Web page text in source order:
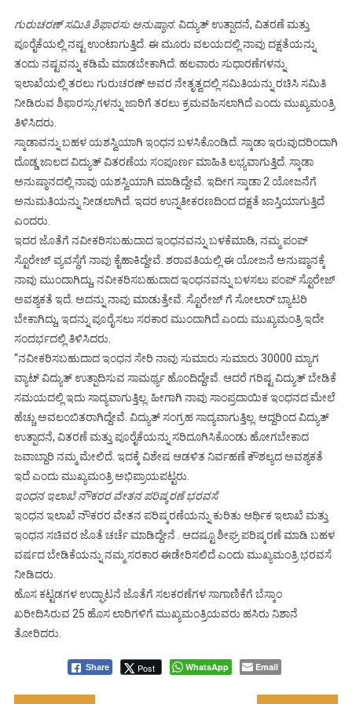
ಗುರುಚರಣ್‌ ಸಮಿತಿ ಶಿಫಾರಸು ಅನುಷ್ಠಾನ: ವಿದ್ಯುತ್‌ ಉತ್ಪಾದನೆ, ವಿತರಣೆ ಮತ್ತು
ಪೂರೈಕೆಯಲ್ಲಿ ನಷ್ಟ ಉಂಟಾಗುತ್ತಿದೆ. ಈ ಮೂರು ವಲಯದಲ್ಲಿ ನಾವು ದಕ್ಷತೆಯನ್ನು
ತಂದು ನಷ್ಟವನ್ನು ಕಡಿಮೆ ಮಾಡಬೇಕಾಗಿದೆ. ಹಲವಾರು ಸುಧಾರಣೆಗಳನ್ನು
ಇಲಾಖೆಯಲ್ಲಿ ತರಲು ಗುರುಚರಣ್‌ ಅವರ ನೇತೃತ್ವದಲ್ಲಿ ಸಮಿತಿಯನ್ನು ರಚಿಸಿ ಸಮಿತಿ
ನೀಡಿರುವ ಶಿಫಾರಸ್ಸುಗಳನ್ನು ಜಾರಿಗೆ ತರಲು ಕ್ರಮವಹಿಸಲಾಗಿದೆ ಎಂದು ಮುಖ್ಯಮಂತ್ರಿ
ತಿಳಿಸಿದರು.
ಸ್ಕಾಡಾವನ್ನು ಬಹಳ ಯಶಸ್ವಿಯಾಗಿ ಇಂಧನ ಬಳಸಿಕೊಂಡಿದೆ. ಸ್ಕಾಡಾ ಇರುವುದರಿಂದಾಗಿ
ದೊಡ್ಡ ಜಾಲದ ವಿದ್ಯುತ್‌ ವಿತರಣೆಯ ಸಂಪೂರ್ಣ ಮಾಹಿತಿ ಲಭ್ಯವಾಗುತ್ತಿದೆ. ಸ್ಕಾಡಾ
ಅನುಷ್ಠಾನದಲ್ಲಿ ನಾವು ಯಶಸ್ವಿಯಾಗಿ ಮಾಡಿದ್ದೇವೆ. ಇದೀಗ ಸ್ಕಾಡಾ 2 ಯೋಜನೆಗೆ
ಅನುಮತಿಯನ್ನು ನೀಡಲಾಗಿದೆ. ಇದರ ಉನ್ನತೀಕರಣದಿಂದ ದಕ್ಷತೆ ಜಾಸ್ತಿಯಾಗುತ್ತಿದೆ
ಎಂದರು.
ಇದರ ಜೊತೆಗೆ ನವೀಕರಿಸಬಹುದಾದ ಇಂಧನವನ್ನು ಬಳಕೆಮಾಡಿ, ನಮ್ಮ ಪಂಪ್‌
ಸ್ಟೊರೇಜ್‌ ವ್ಯವಸ್ಥೆಗೆ ನಾವು ಕೈಹಾಕಿದ್ದೇವೆ. ಶರಾವತಿಯಲ್ಲಿ ಈ ಯೋಜನೆ ಅನುಷ್ಠಾನಕ್ಕೆ
ನಾವು ಮುಂದಾಗಿದ್ದು, ನವೀಕರಿಸಬಹುದಾದ ಇಂಧನವನ್ನು ಬಳಸಲು ಪಂಪ್‌ ಸ್ಟೊರೇಜ್‌
ಅವಶ್ಯಕತೆ ಇದೆ. ಅದನ್ನು ನಾವು ಮಾಡುತ್ತೇವೆ. ಸ್ಟೊರೇಜ್‌ ಗೆ ಸೋಲಾರ್‌ ಬ್ಯಾಟರಿ
ಬೇಕಾಗಿದ್ದು, ಇದನ್ನು ಪೂರೈಸಲು ಸರಕಾರ ಮುಂದಾಗಿದೆ ಎಂದು ಮುಖ್ಯಮಂತ್ರಿ ಇದೇ
ಸಂದರ್ಭದಲ್ಲಿ ತಿಳಿಸಿದರು.
“ನವೀಕರಿಸಬಹುದಾದ ಇಂಧನ ಸೇರಿ ನಾವು ಸುಮಾರು ಸುಮಾರು 30000 ಮ್ಯಾಗ
ವ್ಯಾಟ್‌ ವಿದ್ಯುತ್‌ ಉತ್ಪಾದಿಸುವ ಸಾಮರ್ಥ್ಯ ಹೊಂದಿದ್ದೇವೆ. ಆದರೆ ಗರಿಷ್ಟ ವಿದ್ಯುತ್‌ ಬೇಡಿಕೆ
ಸಮಯದಲ್ಲಿ ಇದು ಸಾದ್ಯವಾಗುತ್ತಿಲ್ಲ. ಹೀಗಾಗಿ ನಾವು ಸಾಂಪ್ರದಾಯಿಕ ಇಂಧನದ ಮೇಲೆ
ಹೆಚ್ಚು ಅವಲಂಬಿತರಾಗಿದ್ದೇವೆ. ವಿದ್ಯುತ್‌ ಸಂಗ್ರಹ ಸಾದ್ಯವಾಗುತ್ತಿಲ್ಲ. ಆದ್ದರಿಂದ ವಿದ್ಯುತ್‌
ಉತ್ಪಾದನೆ, ವಿತರಣೆ ಮತ್ತು ಪೂರೈಕೆಯನ್ನು ಸರಿದೂಗಿಸಿಕೊಂಡು ಹೋಗಬೇಕಾದ
ಜವಾಬ್ದಾರಿ ನಮ್ಮ ಮೇಲಿದೆ. ಇದಕ್ಕೆ ವಿಶೇಷ ಆಡಳಿತ ನಿರ್ವಹಣೆ ಕೌಶಲ್ಯದ ಅವಶ್ಯಕತೆ
ಇದೆ ಎಂದು ಮುಖ್ಯಮಂತ್ರಿ ಅಭಿಪ್ರಾಯಪಟ್ಟರು.
ಇಂಧನ ಇಲಾಖೆ ನೌಕರರ ವೇತನ ಪರಿಷ್ಕರಣೆ ಭರವಸೆ
ಇಂಧನ ಇಲಾಖೆ ನೌಕರರ ವೇತನ ಪರಿಷ್ಕರಣೆಯನ್ನು ಕುರಿತು ಆರ್ಥಿಕ ಇಲಾಖೆ ಮತ್ತು
ಇಂಧನ ಸಚಿವರ ಜೊತೆ ಚರ್ಚೆ ಮಾಡಿದ್ದೇನೆ . ಆದಷ್ಟೂ ಶೀಘ್ರ ಪರಿಷ್ಕರಣೆ ಮಾಡಿ ಬಹಳ
ವರ್ಷದ ಬೇಡಿಕೆಯನ್ನು ನಮ್ಮ ಸರಕಾರ ಈಡೇರಿಸಲಿದೆ ಎಂದು ಮುಖ್ಯಮಂತ್ರಿ ಭರವಸೆ
ನೀಡಿದರು.
ಹೊಸ ಕಟ್ಟಡಗಳ ಉದ್ಘಾಟನೆ ಜೊತೆಗೆ ಸಲಕರಣೆಗಳ ಸಾಗಾಣಿಕೆಗೆ ಬೆಸ್ಕಾಂ
ಖರೀದಿಸಿರುವ 25 ಹೊಸ ಲಾರಿಗಳಿಗೆ ಮುಖ್ಯಮಂತ್ರಿಯವರು ಹಸಿರು ನಿಶಾನೆ
ತೋರಿದರು.
Share Post WhatsApp Email